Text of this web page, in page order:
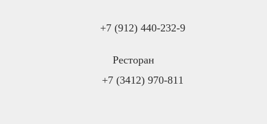
+7 (912) 440-232-9
Ресторан
+7 (3412) 970-811